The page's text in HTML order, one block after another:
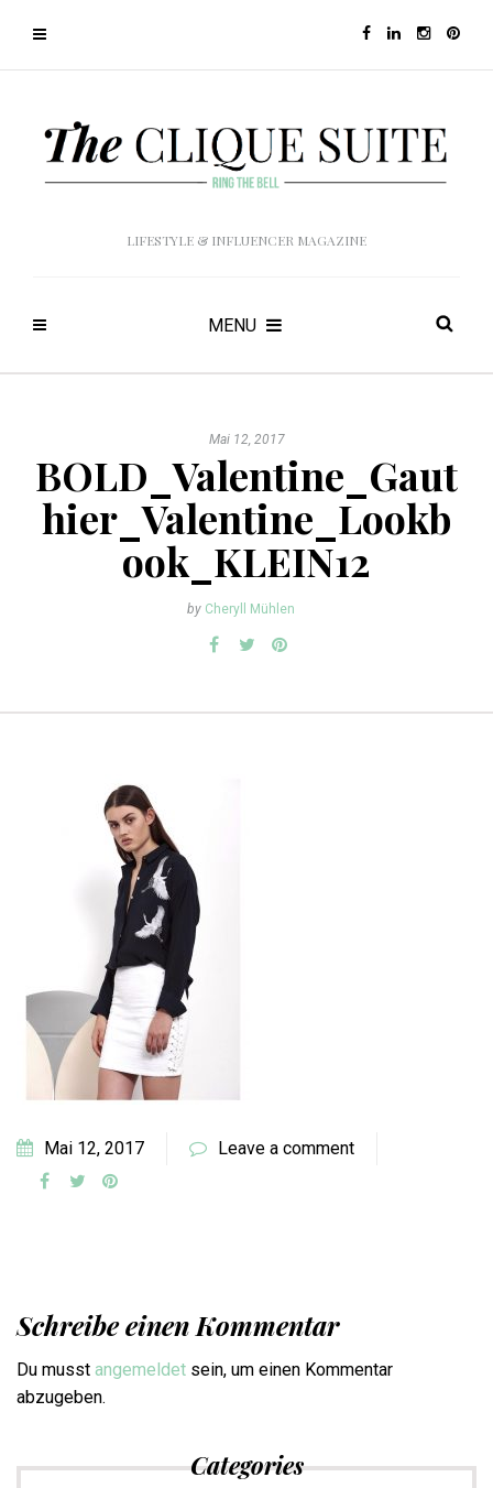
LIFESTYLE & INFLUENCER MAGAZINE
MENU
Mai 12, 2017
BOLD_Valentine_Gaut
hier_Valentine_Lookb
ook_KLEIN12
by Cheryll Mühlen
Mai 12, 2017 Leave a comment
Schreibe einen Kommentar
Du musst angemeldet sein, um einen Kommentar
abzugeben.
Categories